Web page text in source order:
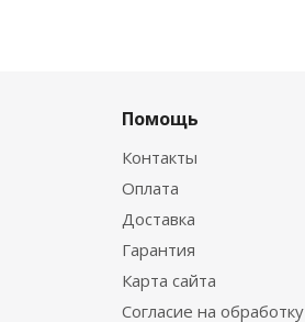
Помощь
Контакты
Оплата
Доставка
Гарантия
Карта сайта
Согласие на обработку